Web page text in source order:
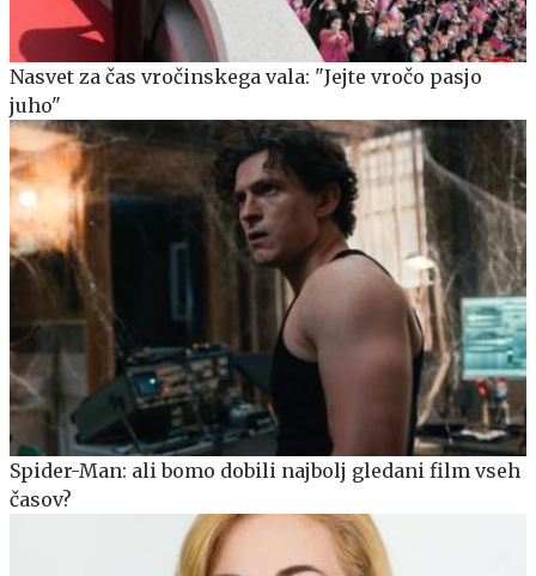
Nasvet za čas vročinskega vala: "Jejte vročo pasjo
juho"
Spider-Man: ali bomo dobili najbolj gledani film vseh
časov?